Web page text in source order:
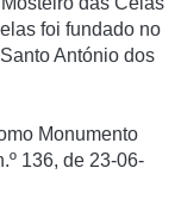
foi fundado no
António dos
Monumento
136, de 23-06-